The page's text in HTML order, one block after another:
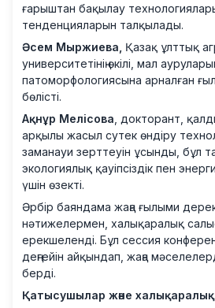
ғарыштан бақылау
тенденцияларын талқылады.
Әсем Мыржиева, Қазақ ұлттық
университетінің өкілі, мал
патоморфологиясына арналған
бөлісті.
Ақнұр Мелісова , докторант,
арқылы жасыл сутек өндіру
заманауи зерттеуін ұсынды, бұл
экологиялық қауіпсіздік пен
үшін өзекті.
Әрбір баяндама жаңа ғылыми
нәтижелермен, халықаралық
ерекшеленді. Бұл сессия
деңгейін айқындап, жаңа
берді.
Қатысушылар және